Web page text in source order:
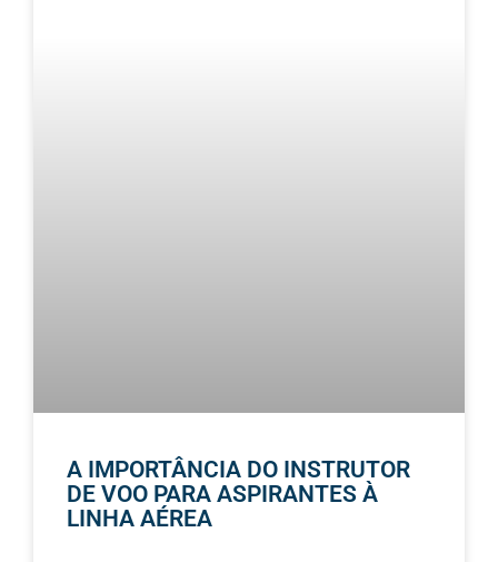
A IMPORTÂNCIA DO INSTRUTOR
DE VOO PARA ASPIRANTES À
LINHA AÉREA